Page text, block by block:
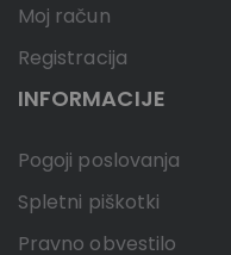
Moj račun
Registracija
INFORMACIJE
Pogoji poslovanja
Spletni piškotki
Pravno obvestilo